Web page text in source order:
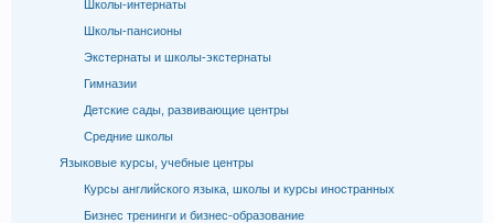
Школы-интернаты
Школы-пансионы
Экстернаты и школы-экстернаты
Гимназии
Детские сады, развивающие центры
Средние школы
Языковые курсы, учебные центры
Курсы английского языка, школы и курсы иностранных
Бизнес тренинги и бизнес-образование